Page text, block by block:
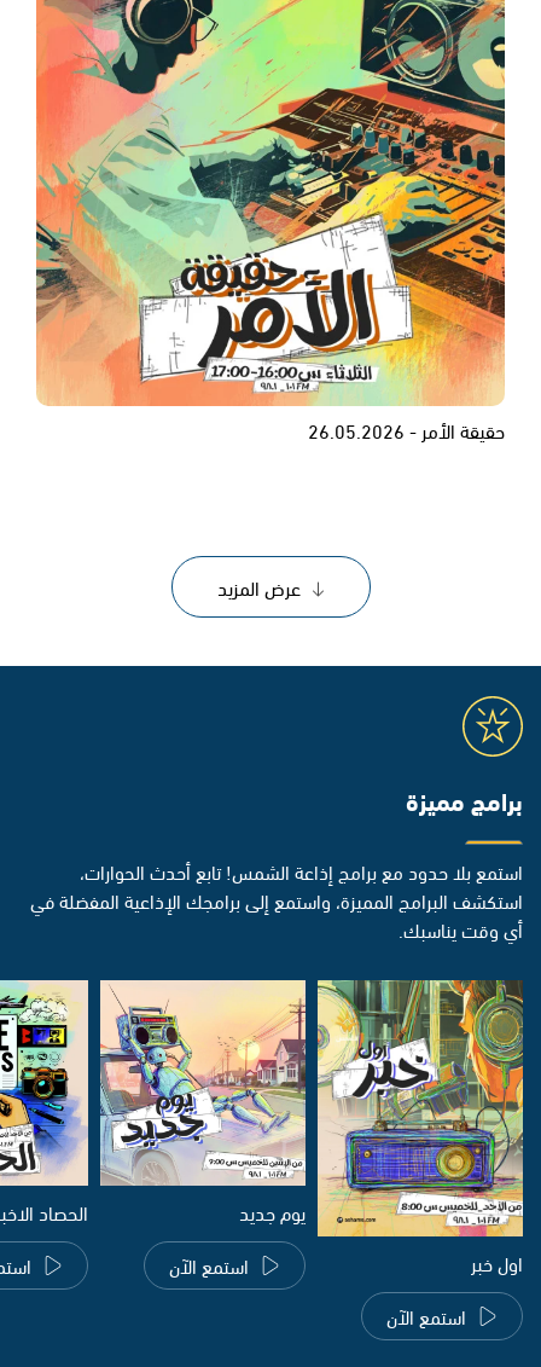
حقيقة الأمر - 26.05.2026
عرض المزيد
برامج مميزة
استمع بلا حدود مع برامج إذاعة الشمس! تابع أحدث الحوارات،
استكشف البرامج المميزة، واستمع إلى برامجك الإذاعية المفضلة في
أي وقت يناسبك.
اول خبر
استمع الآن
يوم جديد
استمع الآن
الحصاد